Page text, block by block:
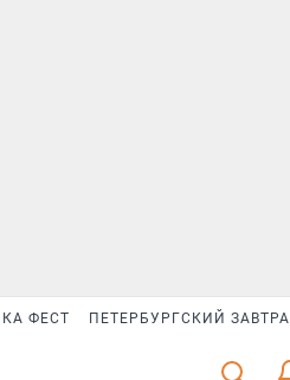
ФЕСТ ПЕТЕРБУРГСКИЙ